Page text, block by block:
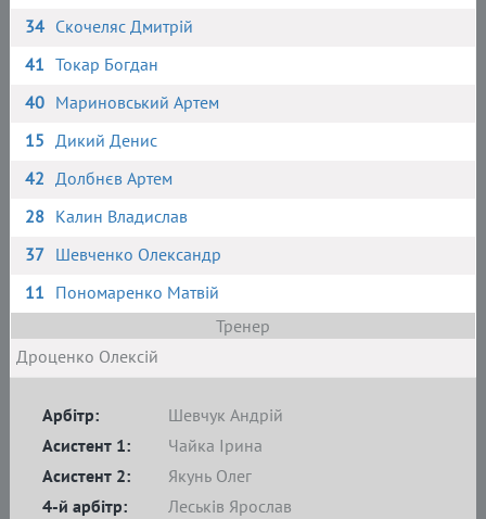
34 Скочеляс Дмитрій
41 Токар Богдан
40 Мариновський Артем
15 Дикий Денис
42 Долбнєв Артем
28 Калин Владислав
37 Шевченко Олександр
11 Пономаренко Матвій
Тренер
Дроценко Олексій
Арбітр:
Шевчук Андрій
Асистент 1:
Чайка Ірина
Асистент 2:
Якунь Олег
4-й арбітр:
Леськів Ярослав